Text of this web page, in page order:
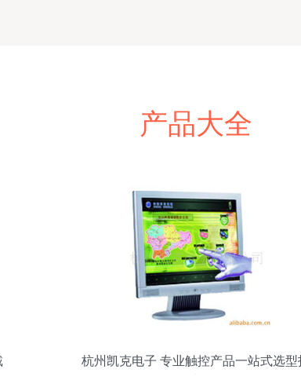
产品大全
杭州凯克电子 专业触控产品一站式选型